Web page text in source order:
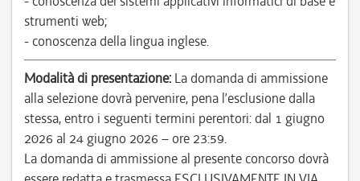
strumenti web;
- conoscenza della lingua inglese.
Modalità di presentazione: La domanda di ammissione
alla selezione dovrà pervenire, pena l’esclusione dalla
stessa, entro i seguenti termini perentori: dal 1 giugno
2026 al 24 giugno 2026 – ore 23:59.
La domanda di ammissione al presente concorso dovrà